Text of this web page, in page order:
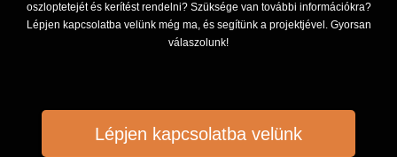
oszloptetejét és kerítést rendelni? Szüksége van további információkra?
Lépjen kapcsolatba velünk még ma, és segítünk a projektjével. Gyorsan
válaszolunk!
Lépjen kapcsolatba velünk